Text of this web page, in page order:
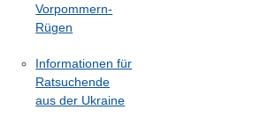
Vorpommern-
Rügen
Informationen für
Ratsuchende
aus der Ukraine